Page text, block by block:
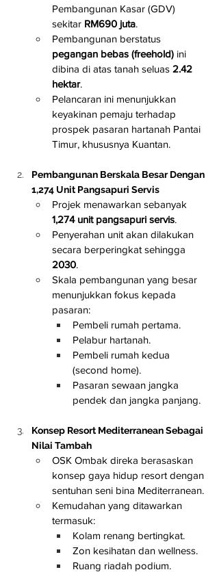
Pembangunan Kasar (GDV)
sekitar RM690 juta.
Pembangunan berstatus
pegangan bebas (freehold) ini
dibina di atas tanah seluas 2.42
hektar.
Pelancaran ini menunjukkan
keyakinan pemaju terhadap
prospek pasaran hartanah Pantai
Timur, khususnya Kuantan.
Pembangunan Berskala Besar Dengan
1,274 Unit Pangsapuri Servis
Projek menawarkan sebanyak
1,274 unit pangsapuri servis.
Penyerahan unit akan dilakukan
secara berperingkat sehingga
2030.
Skala pembangunan yang besar
menunjukkan fokus kepada
pasaran:
Pembeli rumah pertama.
Pelabur hartanah.
Pembeli rumah kedua
(second home).
Pasaran sewaan jangka
pendek dan jangka panjang.
Konsep Resort Mediterranean Sebagai
Nilai Tambah
OSK Ombak direka berasaskan
konsep gaya hidup resort dengan
sentuhan seni bina Mediterranean.
Kemudahan yang ditawarkan
termasuk:
Kolam renang bertingkat.
Zon kesihatan dan wellness.
Ruang riadah podium.